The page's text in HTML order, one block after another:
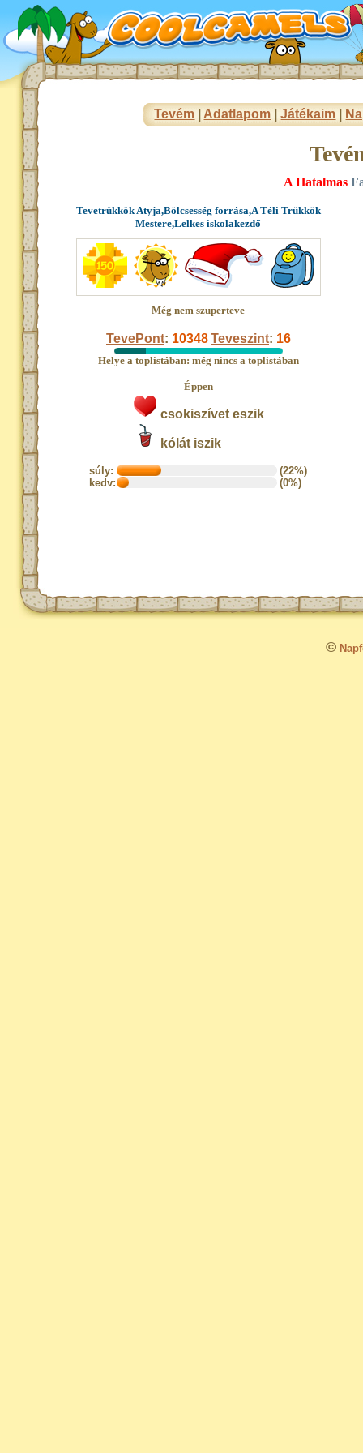
Tevém Adatlapom |Játékaim
A Hatalmas
Tevetrükkök Atyja,Bölcsesség forrása,A Téli Trükkök
Mestere,Lelkes iskolakezdő
Még nem szuperteve
TevePont: 10348Teveszint: 16
Helye a toplistában: még nincs a toplistában
Éppen
csokiszívet eszik
kólát iszik
súly:
(22%)
kedv:
(0%)
©